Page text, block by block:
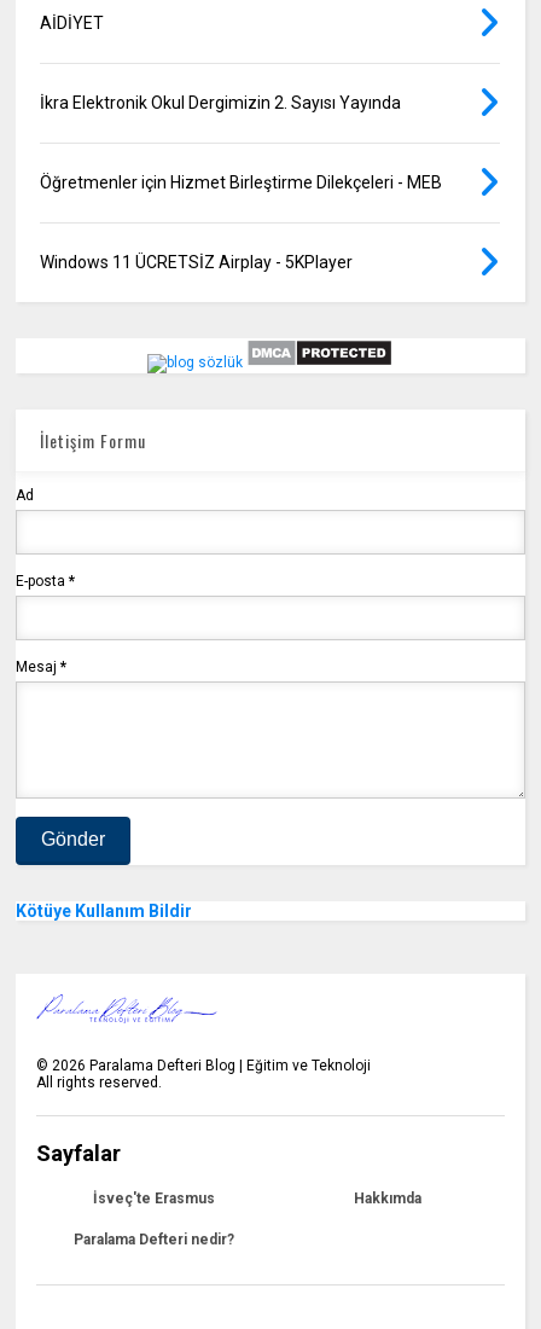
AİDİYET
İkra Elektronik Okul Dergimizin 2. Sayısı Yayında
Öğretmenler için Hizmet Birleştirme Dilekçeleri - MEB
Windows 11 ÜCRETSİZ Airplay - 5KPlayer
İletişim Formu
Ad
E-posta*
Mesaj*
Kötüye Kullanım Bildir
©2026 Paralama Defteri Blog | Eğitim ve Teknoloji
All rights reserved.
Sayfalar
İsveç'te Erasmus Hakkımda
Paralama Defteri nedir?